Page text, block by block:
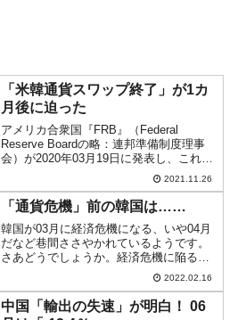
「米韓通貨スワップ終了」が1カ
月後に迫った
アメリカ合衆国『FRB』（Federal
Reserve Boardの略：連邦準備制度理事
会）が2020年03月19日に発表し、これま
で3回※、その期限が延長されてきた「ド
ル流動性スワップ」が2021年12月31日に
終了します。※期限の延長...
2021.11.26
「通貨危機」前の韓国は……
韓国が03月に経済危機になる、いや04月
だなど巷間ささやかれているようです。
さあどうでしょうか。経済危機に陥るに
はその前段階で予兆があるものです。今
回は、2008～2009年の「韓国通貨危機」
前にいったい何が起こっていたのかにつ
いてご紹介し...
2022.02.16
中国「輸出の失速」が明白！ 06